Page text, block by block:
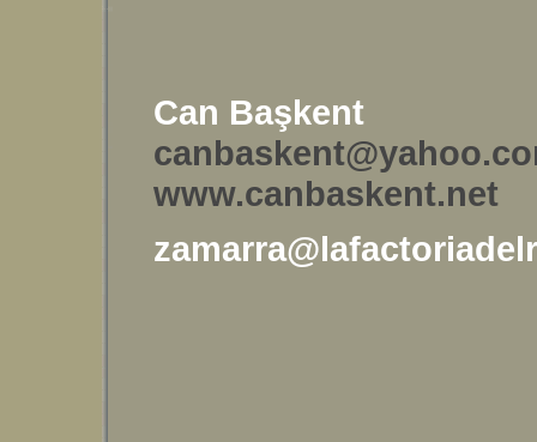
Can Başkent
www.canbaskent.net